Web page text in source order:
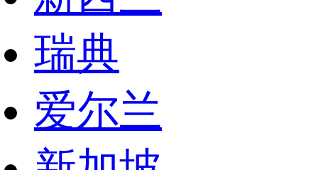
瑞典
爱尔兰